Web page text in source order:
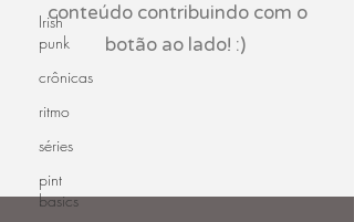
Irish
punk
crônicas
ritmo
séries
pint
basics
conteúdo contribuindo com o
botão ao lado! :)